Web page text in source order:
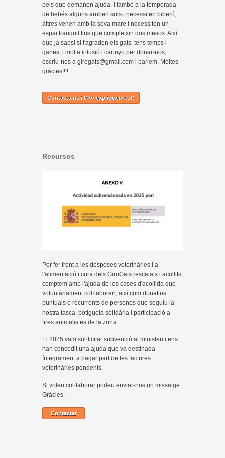
pels que demanen ajuda. I també a la temporada
de bebés alguns arriben sols i necessiten biberó,
altres venen amb la seva mare i necessiten un
espai tranquil fins que cumpleixin dos mesos. Així
que ja saps! si t'agraden els gats, tens temps i
ganes, i molta il·lusió i carinyo per donar-nos,
escriu-nos a girogats@gmail.com i parlem. Moltes
gràcies!!!!
Contacta'ns i t'ho expliquem tot!
Recursos
Per fer front a les despeses veterinàries i a
l'alimentació i cura dels GiroGats rescatats i acollits,
comptem amb l'ajuda de les cases d'acollida que
voluntàriament col·laboren, així com donatius
puntuals o recurrents de persones que seguiu la
nostra tasca, botigueta solidària i participació a
fires animalistes de la zona.
El 2025 vam sol·licitar subvenció al ministeri i ens
han concedit una ajuda que va destinada
íntegrament a pagar part de les factures
veterinàries pendents.
Si voleu col·laborar podeu enviar-nos un missatge.
Gràcies.
Contactar